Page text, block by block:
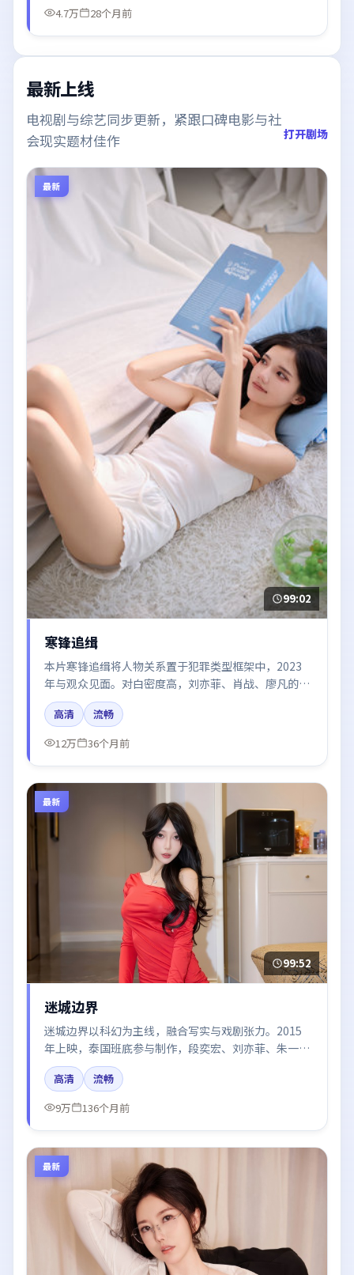
4.7万
28个月前
最新上线
电视剧与综艺同步更新，紧跟口碑电影与社
会现实题材佳作
打开剧场
最新
99:02
寒锋追缉
本片寒锋追缉将人物关系置于犯罪类型框架中，2023
年与观众见面。对白密度高，刘亦菲、肖战、廖凡的台
词节奏值得关注；整体气质偏日本都市与冷色调摄影。
高清
流畅
12万
36个月前
最新
99:52
迷城边界
迷城边界以科幻为主线，融合写实与戏剧张力。2015
年上映，泰国班底参与制作，段奕宏、刘亦菲、朱一
龙、王凯在片中呈现细腻表演，影像风格统一，配乐与
剪辑强化了情绪曲线。
高清
流畅
9万
136个月前
最新